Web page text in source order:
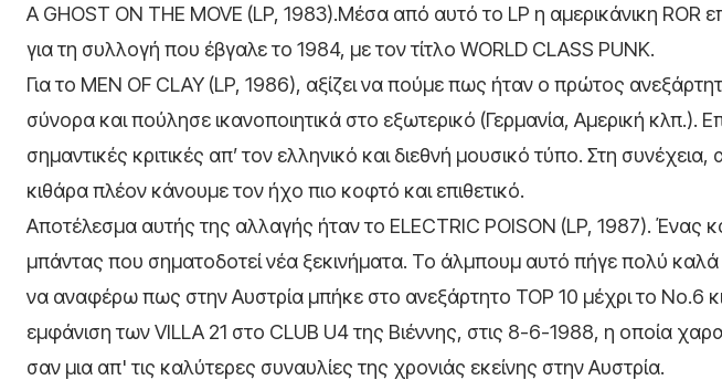
A GHOST ON THE MOVE (LP, 1983).Μέσα από αυτό το LP η αμερικάνικη ROR
για τη συλλογή που έβγαλε το 1984, με τον τίτλο WORLD CLASS PUNK.
Για το MEN OF CLAY (LP, 1986), αξίζει να πούμε πως ήταν ο πρώτος
σύνορα και πούλησε ικανοποιητικά στο εξωτερικό (Γερμανία, Αμερική κλπ.).
σημαντικές κριτικές απ’ τον ελληνικό και διεθνή μουσικό τύπο. Στη
κιθάρα πλέον κάνουμε τον ήχο πιο κοφτό και επιθετικό.
Αποτέλεσμα αυτής της αλλαγής ήταν το ELECTRIC POISON (LP, 1987). Ένας
μπάντας που σηματοδοτεί νέα ξεκινήματα. Το άλμπουμ αυτό πήγε πολύ καλά
να αναφέρω πως στην Αυστρία μπήκε στο ανεξάρτητο TOP 10 μέχρι το Νο.6 κι
εμφάνιση των VILLA 21 στο CLUB U4 της Βιέννης, στις 8-6-1988, η οποία
σαν μια απ' τις καλύτερες συναυλίες της χρονιάς εκείνης στην Αυστρία.